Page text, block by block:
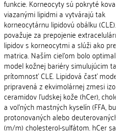
funkcie. Korneocyty sú pokryté
viazanými lipidmi a vytvárajú tak
korneocytárnu lipidovú obálku (CLE).
považuje za prepojenie
lipidov s korneocytmi a slúži ako
matrica. Naším cieľom bolo
model kožnej bariéry simulujúcim
prítomnosť CLE. Lipidová časť
pripravená z ekvimolárnej zmesi
ceramidov ľudskej kože (hCer),
a voľných mastných kyselín (FFA, buď
protonovaných alebo deuterovaných)
(m/m) cholesterol-sulfátom. hCer sa